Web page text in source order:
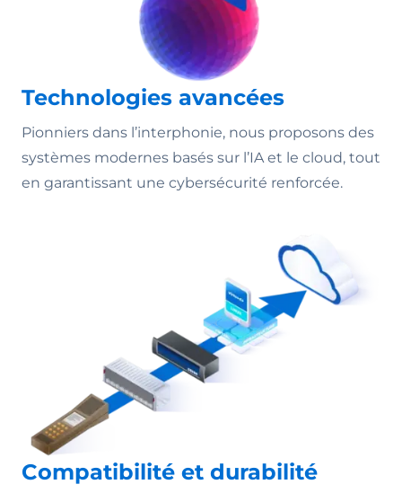
Technologies avancées
Pionniers dans l’interphonie, nous proposons des
systèmes modernes basés sur l’IA et le cloud, tout
en garantissant une cybersécurité renforcée.
Compatibilité et durabilité